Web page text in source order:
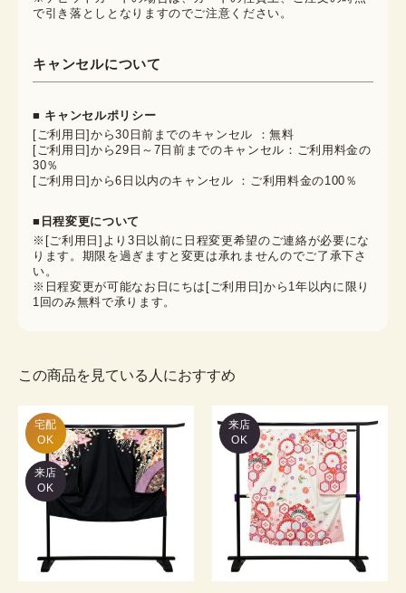
で引き落としとなりますのでご注意ください。
キャンセルについて
■ キャンセルポリシー
[ご利用日]から30日前までのキャンセル ：無料
[ご利用日]から29日～7日前までのキャンセル：ご利用料金の
30％
[ご利用日]から6日以内のキャンセル ：ご利用料金の100％
■日程変更について
※[ご利用日]より3日以前に日程変更希望のご連絡が必要にな
ります。期限を過ぎますと変更は承れませんのでご了承下さ
い。
※日程変更が可能なお日にちは[ご利用日]から1年以内に限り
1回のみ無料で承ります。
この商品を見ている人におすすめ
宅配
OK
来店
OK
来店
OK